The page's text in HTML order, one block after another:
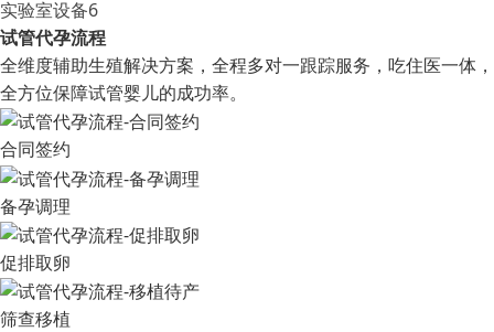
实验室设备6
试管代孕流程
全维度辅助生殖解决方案，全程多对一跟踪服务，吃住医一体，
全方位保障试管婴儿的成功率。
合同签约
备孕调理
促排取卵
筛查移植